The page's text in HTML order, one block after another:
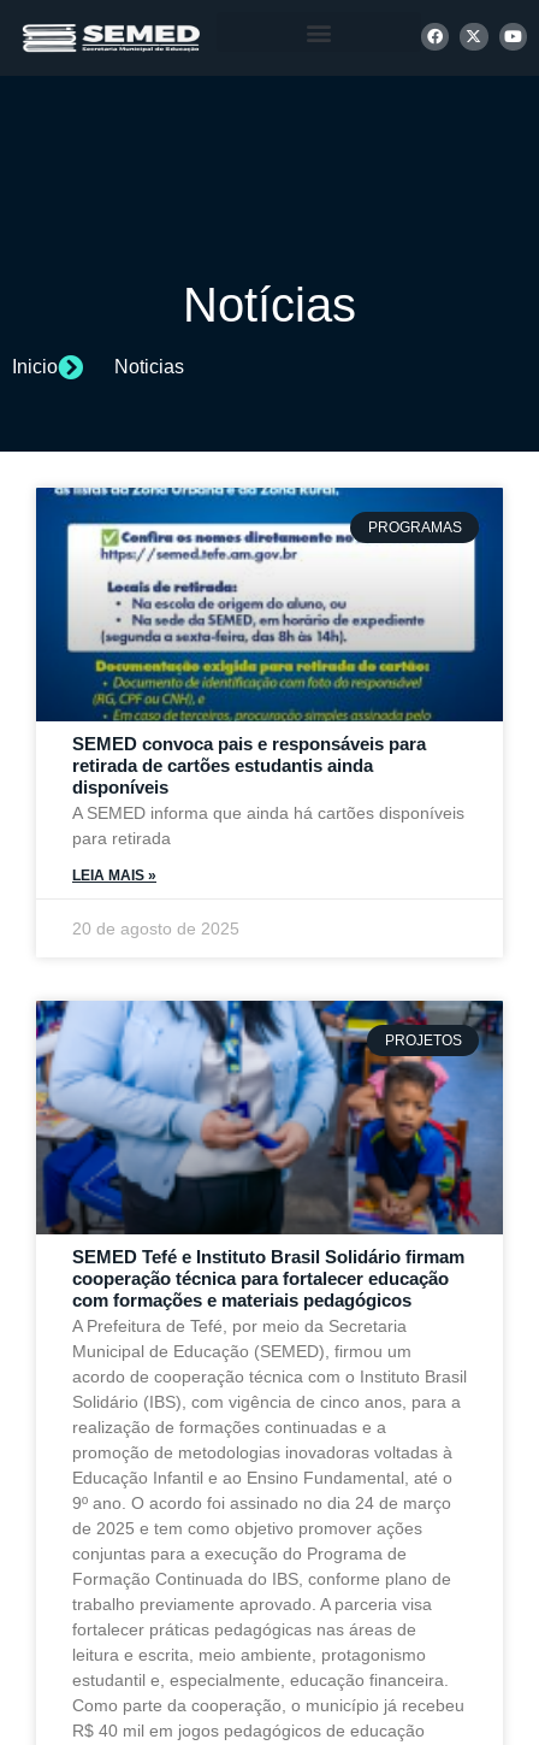
Notícias
Inicio Noticias
PROGRAMAS
SEMED convoca pais e responsáveis para
retirada de cartões estudantis ainda
disponíveis
A SEMED informa que ainda há cartões disponíveis
para retirada
LEIA MAIS »
20 de agosto de 2025
PROJETOS
SEMED Tefé e Instituto Brasil Solidário firmam
cooperação técnica para fortalecer educação
com formações e materiais pedagógicos
A Prefeitura de Tefé, por meio da Secretaria
Municipal de Educação (SEMED), firmou um
acordo de cooperação técnica com o Instituto Brasil
Solidário (IBS), com vigência de cinco anos, para a
realização de formações continuadas e a
promoção de metodologias inovadoras voltadas à
Educação Infantil e ao Ensino Fundamental, até o
9º ano. O acordo foi assinado no dia 24 de março
de 2025 e tem como objetivo promover ações
conjuntas para a execução do Programa de
Formação Continuada do IBS, conforme plano de
trabalho previamente aprovado. A parceria visa
fortalecer práticas pedagógicas nas áreas de
leitura e escrita, meio ambiente, protagonismo
estudantil e, especialmente, educação financeira.
Como parte da cooperação, o município já recebeu
R$ 40 mil em jogos pedagógicos de educação